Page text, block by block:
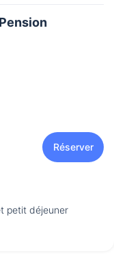
Réserver
petit déjeuner